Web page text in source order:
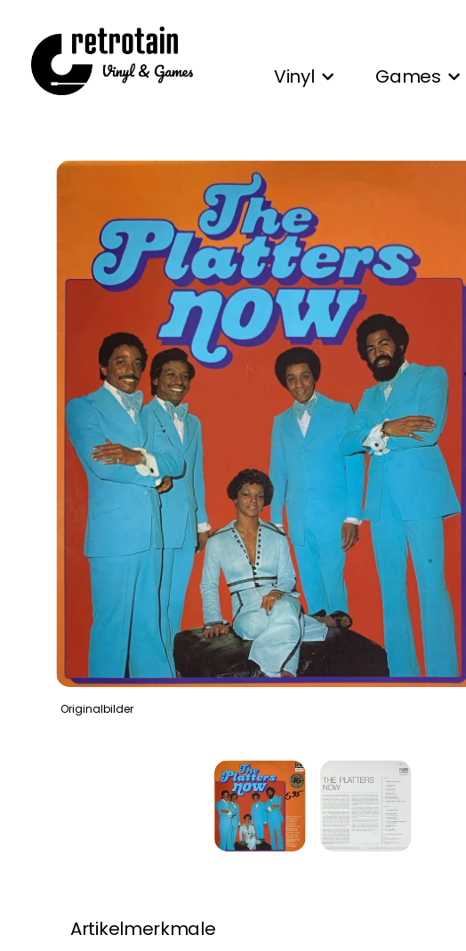
Vinyl Games
Originalbilder
Artikelmerkmale